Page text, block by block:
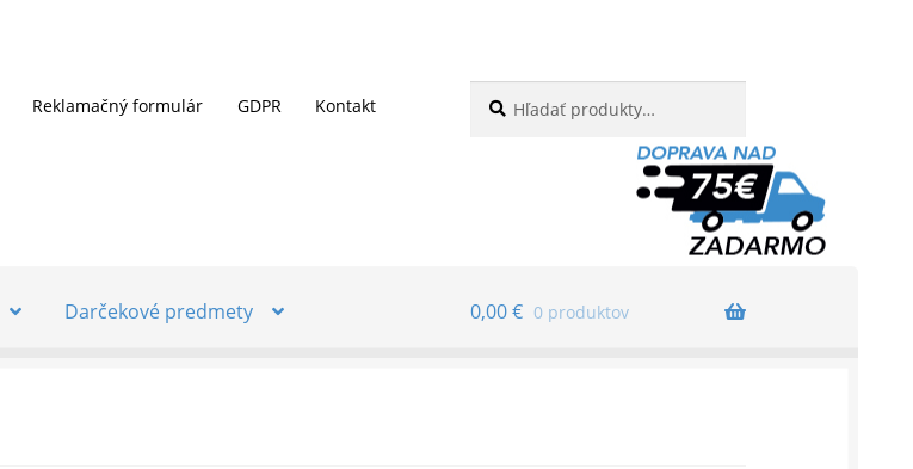
Reklamačný formulár GDPR Kontakt
Darčekové predmety 0,00€ 0 produktov